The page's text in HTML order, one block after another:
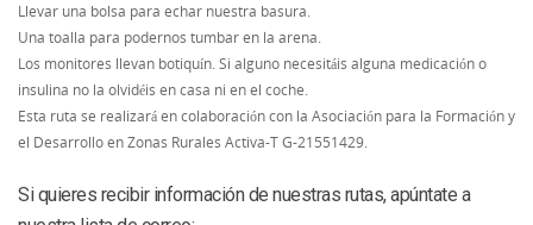
Llevar una bolsa para echar nuestra basura.
Una toalla para podernos tumbar en la arena.
Los monitores llevan botiquín. Si alguno necesitáis alguna medicación o
insulina no la olvidéis en casa ni en el coche.
Esta ruta se realizará en colaboración con la Asociación para la Formación y
el Desarrollo en Zonas Rurales Activa-T G-21551429.
Si quieres recibir información de nuestras rutas, apúntate a